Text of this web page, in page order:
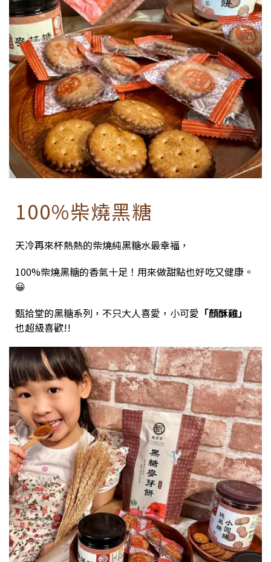
100%柴燒黑糖
天冷再來杯熱熱的柴燒純黑糖水最幸福，
100%柴燒黑糖的香氣十足！用來做甜點也好吃又健康。
😀
甄拾堂的黑糖系列，不只大人喜愛，小可愛 「顏酥雞」
也超級喜歡!!